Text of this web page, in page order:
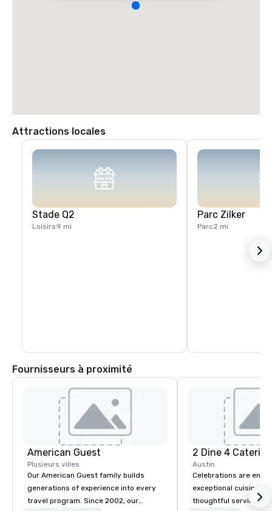
Attractions locales
Stade Q2
Loisirs 9 mi
Parc Zilker
Parc2 mi
Fournisseurs à proximité
American Guest
Plusieurs villes
Our American Guest family builds
generations of experience into every
travel program. Since 2002, our
2 Dine 4 Catering
Austin
Celebrations are
exceptional cuisine is
thoughtful service